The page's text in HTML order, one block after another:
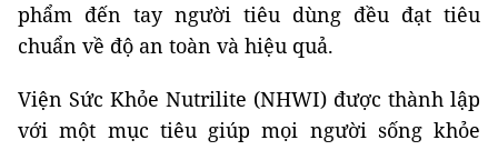
phẩm đến tay người tiêu dùng đều đạt tiêu
chuẩn về độ an toàn và hiệu quả.
Viện Sức Khỏe Nutrilite (NHWI) được thành lập
với một mục tiêu giúp mọi người sống khỏe